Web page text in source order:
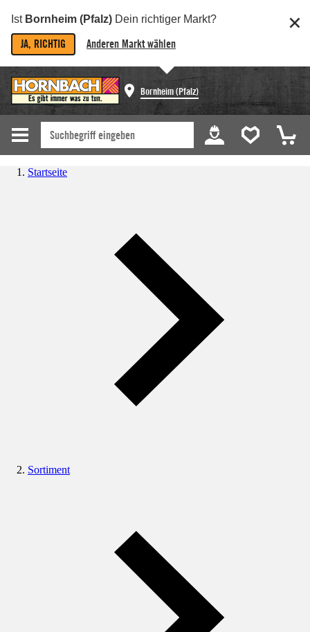
Ist Bornheim (Pfalz) Dein richtiger Markt?
JA, RICHTIG Anderen Markt wählen
Bornheim (Pfalz)
Startseite
Sortiment